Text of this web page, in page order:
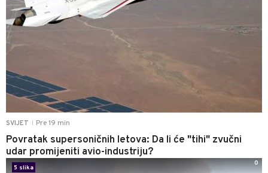
SVIJET Pre 19 min
Povratak supersoničnih letova: Da li će "tihi" zvučni
udar promijeniti avio-industriju?
5 slika
0